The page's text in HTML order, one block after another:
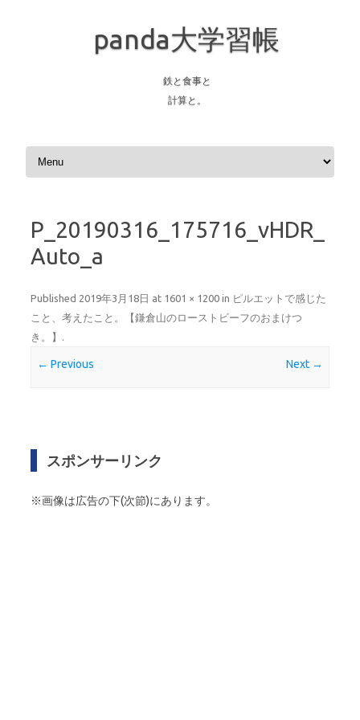
panda大学習帳
鉄と食事と
計算と。
Skip to content
P_20190316_175716_vHDR_
Auto_a
Published 2019年3月18日 at 1601 × 1200 in ピルエットで感じた
こと、考えたこと。【鎌倉山のローストビーフのおまけつ
き。】 .
← Previous Next →
スポンサーリンク
※画像は広告の下(次節)にあります。